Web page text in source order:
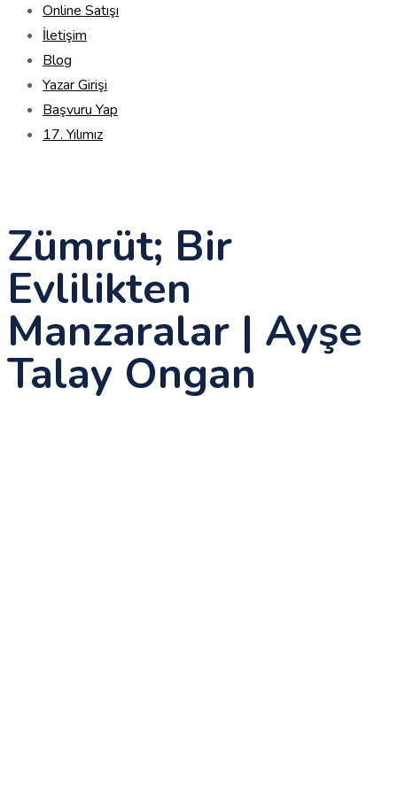
Online Satışı
İletişim
Blog
Yazar Girişi
Başvuru Yap
17. Yılımız
Zümrüt; Bir
Evlilikten
Manzaralar | Ayşe
Talay Ongan